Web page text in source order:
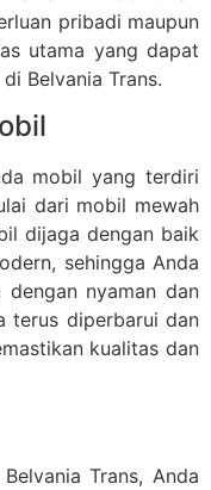
pribadi maupun
utama yang dapat
Belvania Trans.
mobil yang terdiri
dari mobil mewah
dijaga dengan baik
sehingga Anda
nyaman dan
terus diperbarui dan
kualitas dan
Trans, Anda